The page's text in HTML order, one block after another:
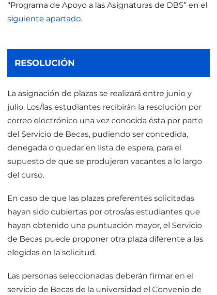
“Programa de Apoyo a las Asignaturas de DBS” en el
siguiente apartado.
RESOLUCIÓN
La asignación de plazas se realizará entre junio y
julio. Los/las estudiantes recibirán la resolución por
correo electrónico una vez conocida ésta por parte
del Servicio de Becas, pudiendo ser concedida,
denegada o quedar en lista de espera, para el
supuesto de que se produjeran vacantes a lo largo
del curso.
En caso de que las plazas preferentes solicitadas
hayan sido cubiertas por otros/as estudiantes que
hayan obtenido una puntuación mayor, el Servicio
de Becas puede proponer otra plaza diferente a las
elegidas en la solicitud.
Las personas seleccionadas deberán firmar en el
servicio de Becas de la universidad el Convenio de